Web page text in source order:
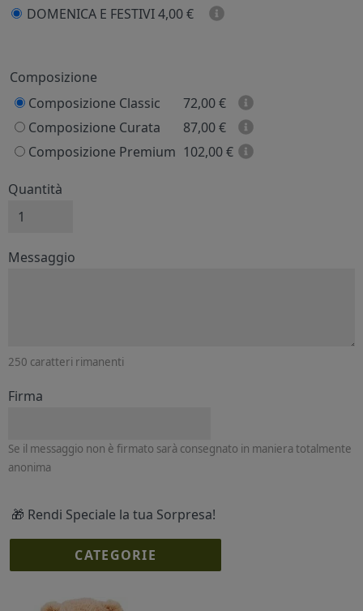
DOMENICA E FESTIVI 4,00 €
Prezzo
Composizione
Composizione Classic
72,00€
Composizione Curata
87,00€
Composizione Premium 102,00€
Quantità
Messaggio e firma
Messaggio
250 caratteri rimanenti
Firma
Se il messaggio non è firmato sarà consegnato in maniera totalmente
anonima
🎁 Rendi Speciale la tua Sorpresa!
CATEGORIE
I più scelti